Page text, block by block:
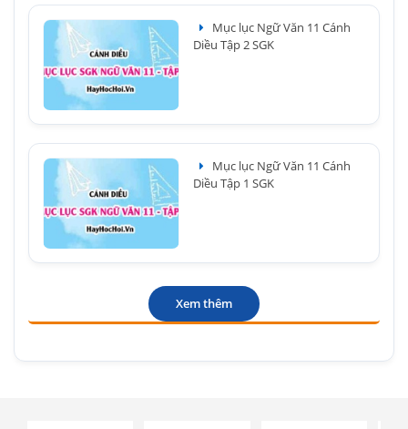
Mục lục Ngữ Văn 11 Cánh
Diều Tập 2 SGK
Mục lục Ngữ Văn 11 Cánh
Diều Tập 1 SGK
Xem thêm